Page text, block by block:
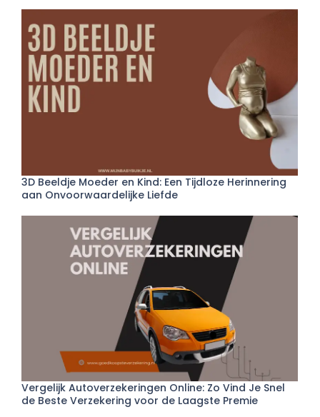
3D Beeldje Moeder en Kind: Een Tijdloze Herinnering
aan Onvoorwaardelijke Liefde
Vergelijk Autoverzekeringen Online: Zo Vind Je Snel
de Beste Verzekering voor de Laagste Premie